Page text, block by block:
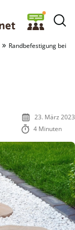
» Randbefestigung bei
23. März 2023
4 Minuten